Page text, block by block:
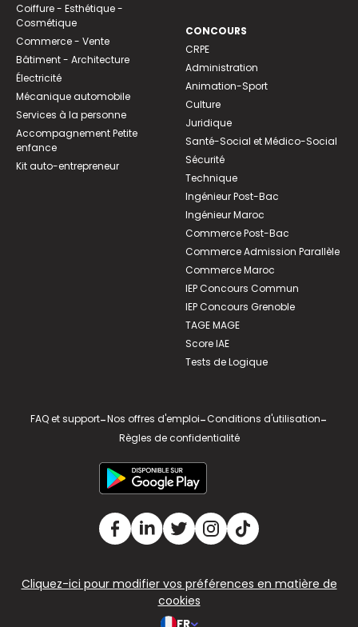
Coiffure - Esthétique -
Cosmétique
Commerce - Vente
Bâtiment - Architecture
Électricité
Mécanique automobile
Services à la personne
Accompagnement Petite
enfance
Kit auto-entrepreneur
CONCOURS
CRPE
Administration
Animation-Sport
Culture
Juridique
Santé-Social et Médico-Social
Sécurité
Technique
Ingénieur Post-Bac
Ingénieur Maroc
Commerce Post-Bac
Commerce Admission Parallèle
Commerce Maroc
IEP Concours Commun
IEP Concours Grenoble
TAGE MAGE
Score IAE
Tests de Logique
FAQ et support-Nos offres d'emploi-Conditions d'utilisation-
Règles de confidentialité
Cliquez-ici pour modifier vos préférences en matière de
cookies
FR